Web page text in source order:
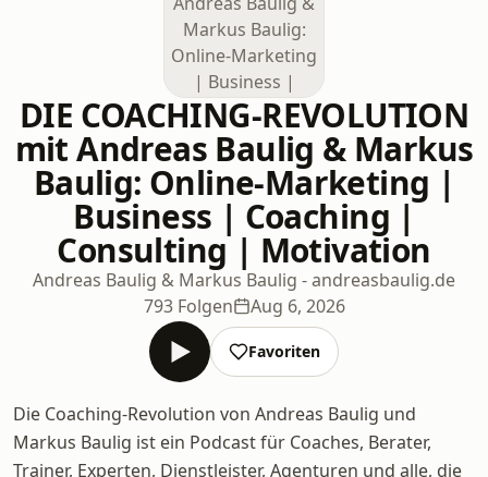
DIE COACHING-REVOLUTION
mit Andreas Baulig & Markus
Baulig: Online-Marketing |
Business | Coaching |
Consulting | Motivation
Andreas Baulig & Markus Baulig - andreasbaulig.de
793 Folgen
Aug 6, 2026
Favoriten
Die Coaching-Revolution von Andreas Baulig und
Markus Baulig ist ein Podcast für Coaches, Berater,
Trainer, Experten, Dienstleister, Agenturen und alle, die